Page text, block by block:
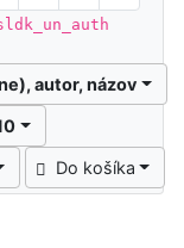
autor, názov
Do košíka